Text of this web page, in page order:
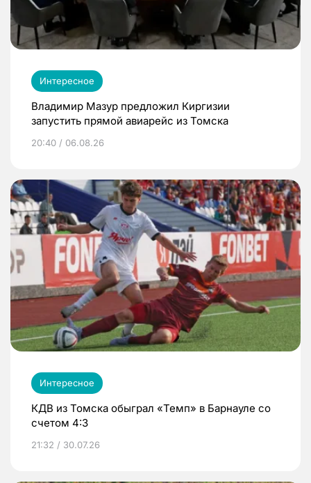
Интересное
Владимир Мазур предложил Киргизии
запустить прямой авиарейс из Томска
20:40 / 06.08.26
Интересное
КДВ из Томска обыграл «Темп» в Барнауле со
счетом 4:3
21:32 / 30.07.26